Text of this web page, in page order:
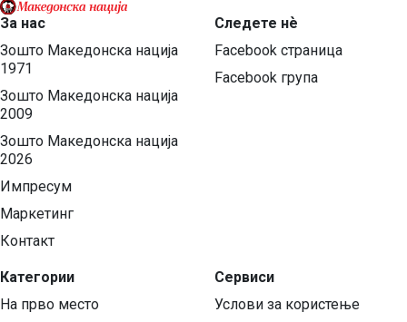
За нас
Зошто Македонска нација
1971
Зошто Македонска нација
2009
Зошто Македонска нација
2026
Импресум
Маркетинг
Контакт
Категории
На прво место
Следете нѐ
Facebook страница
Facebook група
Сервиси
Услови за користење